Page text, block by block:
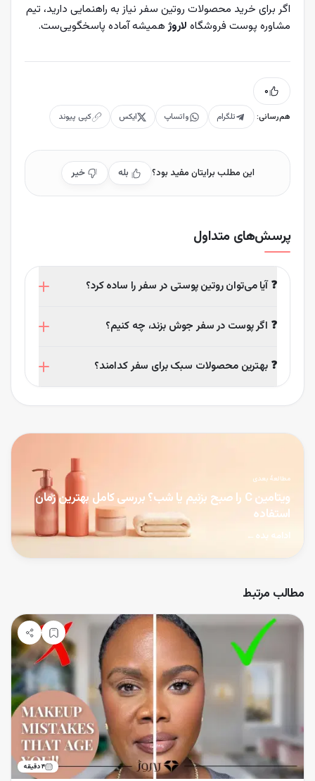
اگر برای خرید محصولات روتین سفر نیاز به راهنمایی دارید، تیم
مشاوره پوست فروشگاه لاروژهمیشه آماده پاسخگویی‌ست.
۰
هم‌رسانی: تلگرام واتساپ ایکس کپی پیوند
این مطلب برایتان مفید بود؟ بله خیر
پرسش‌های متداول
❓ آیا می‌توان روتین پوستی در سفر را ساده کرد؟
مثل پاک‌سازی، آبرسانی و ضد آفتاب را هرگز حذف نکنید.
❓ اگر پوست در سفر جوش بزند، چه کنیم؟
سالیسیلیک اسید یا نیاسینامید استفاده کنید و از لمس
❓ بهترین محصولات سبک برای سفر کدامند؟
تهیه کنید.
مطالعهٔ بعدی
ویتامین C را صبح بزنیم یا شب؟ بررسی کامل بهترین زمان
استفاده
ادامه بده ←
مطالب مرتبط
۴دقیقه